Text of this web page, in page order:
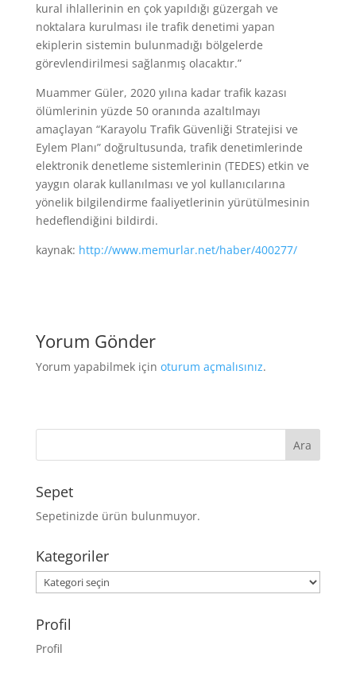
kural ihlallerinin en çok yapıldığı güzergah ve
noktalara kurulması ile trafik denetimi yapan
ekiplerin sistemin bulunmadığı bölgelerde
görevlendirilmesi sağlanmış olacaktır.”
Muammer Güler, 2020 yılına kadar trafik kazası
ölümlerinin yüzde 50 oranında azaltılmayı
amaçlayan “Karayolu Trafik Güvenliği Stratejisi ve
Eylem Planı” doğrultusunda, trafik denetimlerinde
elektronik denetleme sistemlerinin (TEDES) etkin ve
yaygın olarak kullanılması ve yol kullanıcılarına
yönelik bilgilendirme faaliyetlerinin yürütülmesinin
hedeflendiğini bildirdi.
kaynak: http://www.memurlar.net/haber/400277/
Yorum Gönder
Yorum yapabilmek için oturum açmalısınız.
Sepet
Sepetinizde ürün bulunmuyor.
Kategoriler
Kategoriler
Profil
Profil